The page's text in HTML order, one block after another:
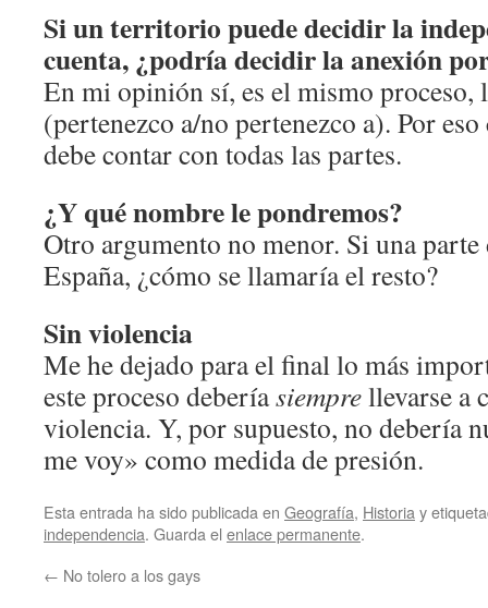
Si un territorio puede decidir la
cuenta, ¿podría decidir la anexión
En mi opinión sí, es el mismo proceso,
(pertenezco a/no pertenezco a). Por
debe contar con todas las partes.
¿Y qué nombre le pondremos?
Otro argumento no menor. Si una parte
España, ¿cómo se llamaría el resto?
Sin violencia
Me he dejado para el final lo más
este proceso deberíasiemprellevarse a
violencia. Y, por supuesto, no debería
me voy» como medida de presión.
Esta entrada ha sido publicada en Geografía, Historia y
independencia. Guarda el enlace permanente.
← No tolero a los gays